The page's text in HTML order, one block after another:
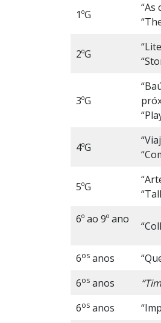
1ºG
“As
2ºG
3ºG
4ºG
5ºG
6º ao 9º ano
6os anos
6os anos
6os anos